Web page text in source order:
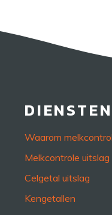
DIENSTEN
Waarom
Melkcontrole uitslag
Celgetal uitslag
Kengetallen